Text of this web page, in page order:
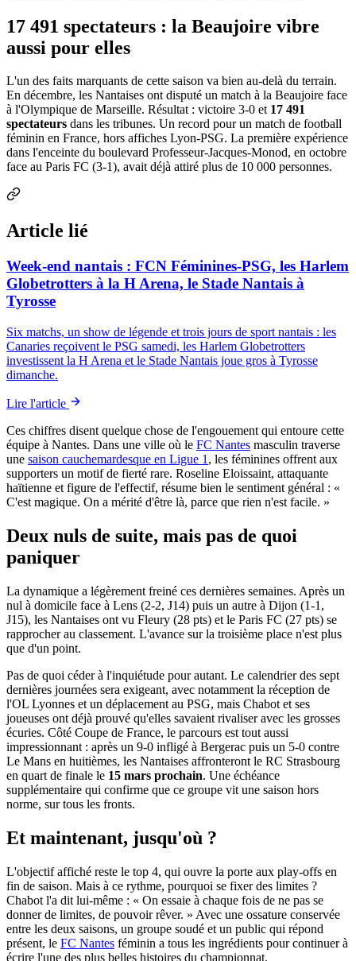
17 491 spectateurs : la Beaujoire vibre
aussi pour elles
L'un des faits marquants de cette saison va bien au-delà du terrain.
En décembre, les Nantaises ont disputé un match à la Beaujoire face
à l'Olympique de Marseille. Résultat : victoire 3-0 et 17 491
spectateurs dans les tribunes. Un record pour un match de football
féminin en France, hors affiches Lyon-PSG. La première expérience
dans l'enceinte du boulevard Professeur-Jacques-Monod, en octobre
face au Paris FC (3-1), avait déjà attiré plus de 10 000 personnes.
Article lié
Week-end nantais : FCN Féminines-PSG, les Harlem
Globetrotters à la H Arena, le Stade Nantais à
Tyrosse
Six matchs, un show de légende et trois jours de sport nantais : les
Canaries reçoivent le PSG samedi, les Harlem Globetrotters
investissent la H Arena et le Stade Nantais joue gros à Tyrosse
dimanche.
Lire l'article
Ces chiffres disent quelque chose de l'engouement qui entoure cette
équipe à Nantes. Dans une ville où le FC Nantes masculin traverse
une saison cauchemardesque en Ligue 1 , les féminines offrent aux
supporters un motif de fierté rare. Roseline Eloissaint, attaquante
haïtienne et figure de l'effectif, résume bien le sentiment général : «
C'est magique. On a mérité d'être là, parce que rien n'est facile. »
Deux nuls de suite, mais pas de quoi
paniquer
La dynamique a légèrement freiné ces dernières semaines. Après un
nul à domicile face à Lens (2-2, J14) puis un autre à Dijon (1-1,
J15), les Nantaises ont vu Fleury (28 pts) et le Paris FC (27 pts) se
rapprocher au classement. L'avance sur la troisième place n'est plus
que d'un point.
Pas de quoi céder à l'inquiétude pour autant. Le calendrier des sept
dernières journées sera exigeant, avec notamment la réception de
l'OL Lyonnes et un déplacement au PSG, mais Chabot et ses
joueuses ont déjà prouvé qu'elles savaient rivaliser avec les grosses
écuries. Côté Coupe de France, le parcours est tout aussi
impressionnant : après un 9-0 infligé à Bergerac puis un 5-0 contre
Le Mans en huitièmes, les Nantaises affronteront le RC Strasbourg
en quart de finale le 15 mars prochain. Une échéance
supplémentaire qui confirme que ce groupe vit une saison hors
norme, sur tous les fronts.
Et maintenant, jusqu'où ?
L'objectif affiché reste le top 4, qui ouvre la porte aux play-offs en
fin de saison. Mais à ce rythme, pourquoi se fixer des limites ?
Chabot l'a dit lui-même : « On essaie à chaque fois de ne pas se
donner de limites, de pouvoir rêver. » Avec une ossature conservée
entre les deux saisons, un groupe soudé et un public qui répond
présent, le FC Nantes féminin a tous les ingrédients pour continuer à
écrire l'une des plus belles histoires du championnat.